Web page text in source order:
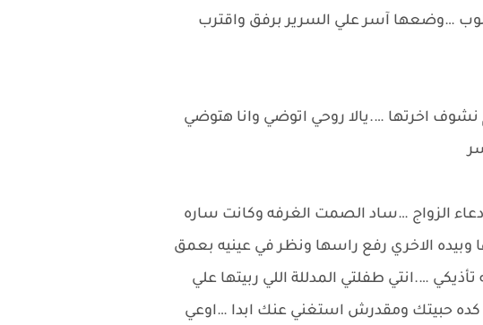
…وضعها آسر علي السرير برفق واقترب
اخرتها ….يالا روحي اتوضي وانا هتوضي
الزواج …ساد الصمت الغرفه وكانت ساره
وبيده الاخري رفع راسها ونظر في عينيه بعمق
….انتي طفلتي المدللة اللي ربيتها علي
حبيتك ومقدرش استغني عنك ابدا …اوعي